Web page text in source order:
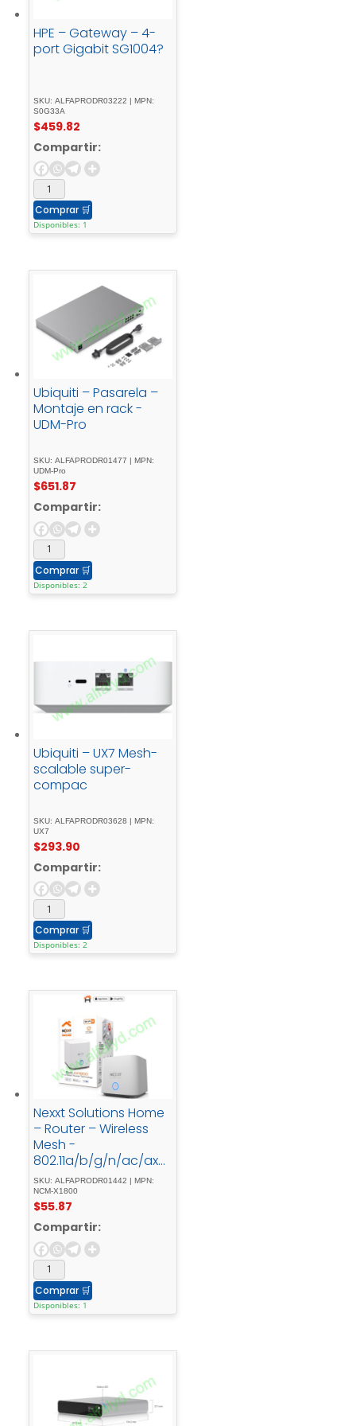
HPE – Gateway – 4-
port Gigabit SG1004?
SKU: ALFAPRODR03222 | MPN:
S0G33A
$459.82
Compartir:
Comprar 🛒
Disponibles: 1
Ubiquiti – Pasarela –
Montaje en rack -
UDM-Pro
SKU: ALFAPRODR01477 | MPN:
UDM-Pro
$651.87
Compartir:
Comprar 🛒
Disponibles: 2
Ubiquiti – UX7 Mesh-
scalable super-
compac
SKU: ALFAPRODR03628 | MPN:
UX7
$293.90
Compartir:
Comprar 🛒
Disponibles: 2
Nexxt Solutions Home
– Router – Wireless
Mesh -
802.11a/b/g/n/ac/axD
esktopMesh - router -
AX1800
SKU: ALFAPRODR01442 | MPN:
NCM-X1800
$55.87
Compartir:
Comprar 🛒
Disponibles: 1